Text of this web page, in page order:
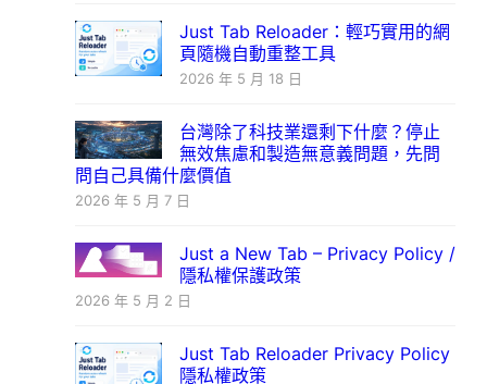
Just Tab Reloader：輕巧實用的網
頁隨機自動重整工具
2026 年 5 月 18 日
台灣除了科技業還剩下什麼？停止
無效焦慮和製造無意義問題，先問
問自己具備什麼價值
2026 年 5 月 7 日
Just a New Tab – Privacy Policy /
隱私權保護政策
2026 年 5 月 2 日
Just Tab Reloader Privacy Policy
隱私權政策